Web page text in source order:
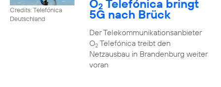
Credits: Telefónica
Deutschland
O2 Telefónica bringt
5G nach Brück
Der Telekommunikationsanbieter
O2Telefónica treibt den
Netzausbau in Brandenburg weiter
voran